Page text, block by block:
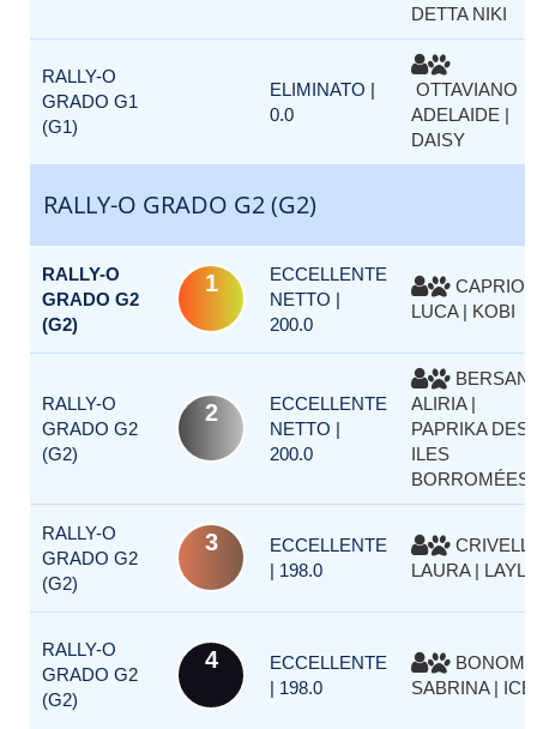
DETTA NIKI
RALLY-O
GRADO G1
(G1)
ELIMINATO |
0.0
OTTAVIANO
ADELAIDE |
DAISY
RALLY-O GRADO G2 (G2)
RALLY-O
GRADO G2
(G2)
1
ECCELLENTE
NETTO |
200.0
LUCA | KOBI
RALLY-O
GRADO G2
(G2)
2
ECCELLENTE
NETTO |
200.0
BERSANI
ALIRIA |
PAPRIKA DES
ILES
BORROMÉES
RALLY-O
GRADO G2
(G2)
3
ECCELLENTE
| 198.0
CRIVELLI
LAURA | LAYLA
RALLY-O
GRADO G2
(G2)
4
ECCELLENTE
| 198.0
BONOMI
SABRINA | ICE